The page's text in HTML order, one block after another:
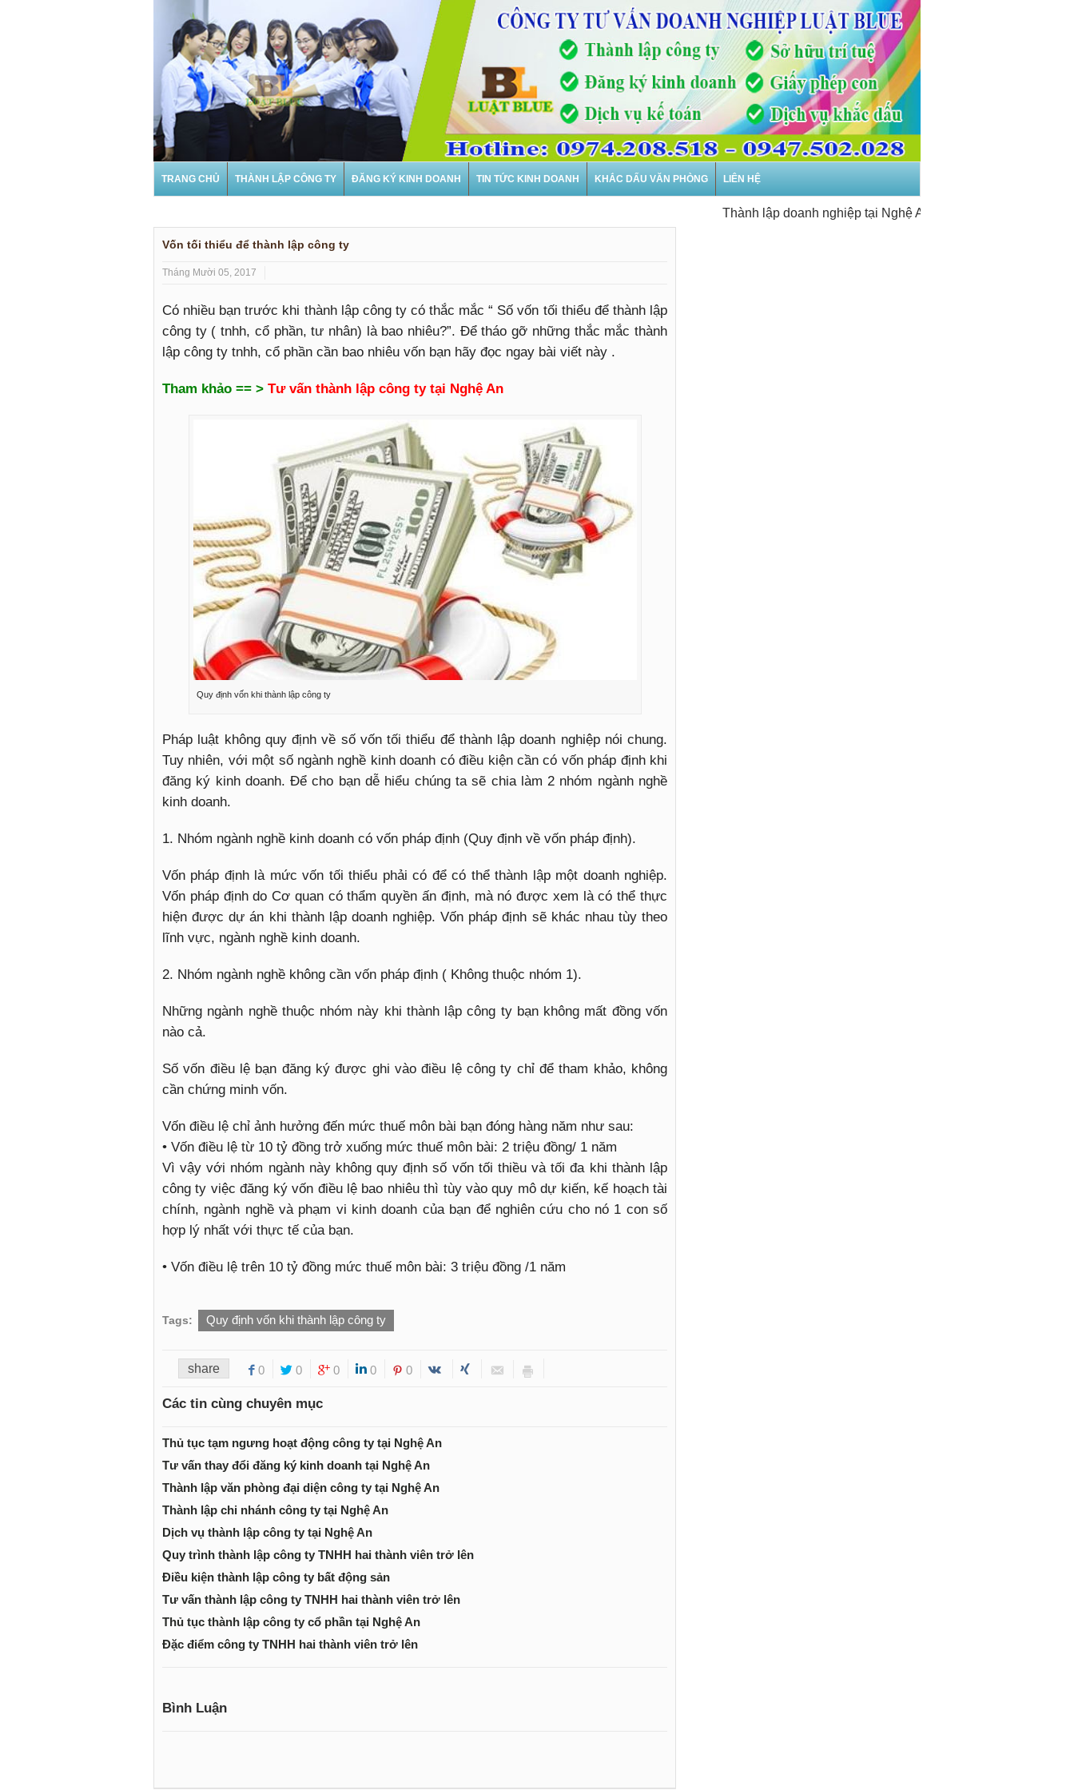
TRANG CHỦ THÀNH LẬP CÔNG TY ĐĂNG KÝ KINH DOANH TIN TỨC KINH DOANH KHẮC DẤU VĂN PHÒNG LIÊN HỆ
Thành lập doanh nghiệp tại Nghệ An-
Vốn tối thiểu để thành lập công ty
Tháng Mười 05, 2017
Có nhiều bạn trước khi thành lập công ty có thắc mắc “ Số vốn tối thiểu để thành lập
công ty ( tnhh, cổ phần, tư nhân) là bao nhiêu?”. Để tháo gỡ những thắc mắc thành
lập công ty tnhh, cổ phần cần bao nhiêu vốn bạn hãy đọc ngay bài viết này .
Tham khảo == > Tư vấn thành lập công ty tại Nghệ An
Quy định vốn khi thành lập công ty
Pháp luật không quy định về số vốn tối thiểu để thành lập doanh nghiệp nói chung.
Tuy nhiên, với một số ngành nghề kinh doanh có điều kiện cần có vốn pháp định khi
đăng ký kinh doanh. Để cho bạn dễ hiểu chúng ta sẽ chia làm 2 nhóm ngành nghề
kinh doanh.
1. Nhóm ngành nghề kinh doanh có vốn pháp định (Quy định về vốn pháp định).
Vốn pháp định là mức vốn tối thiểu phải có để có thể thành lập một doanh nghiệp.
Vốn pháp định do Cơ quan có thẩm quyền ấn định, mà nó được xem là có thể thực
hiện được dự án khi thành lập doanh nghiệp. Vốn pháp định sẽ khác nhau tùy theo
lĩnh vực, ngành nghề kinh doanh.
2. Nhóm ngành nghề không cần vốn pháp định ( Không thuộc nhóm 1).
Những ngành nghề thuộc nhóm này khi thành lập công ty bạn không mất đồng vốn
nào cả.
Số vốn điều lệ bạn đăng ký được ghi vào điều lệ công ty chỉ để tham khảo, không
cần chứng minh vốn.
Vốn điều lệ chỉ ảnh hưởng đến mức thuế môn bài bạn đóng hàng năm như sau:
• Vốn điều lệ từ 10 tỷ đồng trở xuống mức thuế môn bài: 2 triệu đồng/ 1 năm
Vì vậy với nhóm ngành này không quy định số vốn tối thiều và tối đa khi thành lập
công ty việc đăng ký vốn điều lệ bao nhiêu thì tùy vào quy mô dự kiến, kế hoạch tài
chính, ngành nghề và phạm vi kinh doanh của bạn để nghiên cứu cho nó 1 con số
hợp lý nhất với thực tế của bạn.
• Vốn điều lệ trên 10 tỷ đồng mức thuế môn bài: 3 triệu đồng /1 năm
Tags: Quy định vốn khi thành lập công ty
share 0 0 0 0 0
Các tin cùng chuyên mục
Thủ tục tạm ngưng hoạt động công ty tại Nghệ An
Tư vấn thay đổi đăng ký kinh doanh tại Nghệ An
Thành lập văn phòng đại diện công ty tại Nghệ An
Thành lập chi nhánh công ty tại Nghệ An
Dịch vụ thành lập công ty tại Nghệ An
Quy trình thành lập công ty TNHH hai thành viên trở lên
Điều kiện thành lập công ty bất động sản
Tư vấn thành lập công ty TNHH hai thành viên trở lên
Thủ tục thành lập công ty cổ phần tại Nghệ An
Đặc điểm công ty TNHH hai thành viên trở lên
Bình Luận